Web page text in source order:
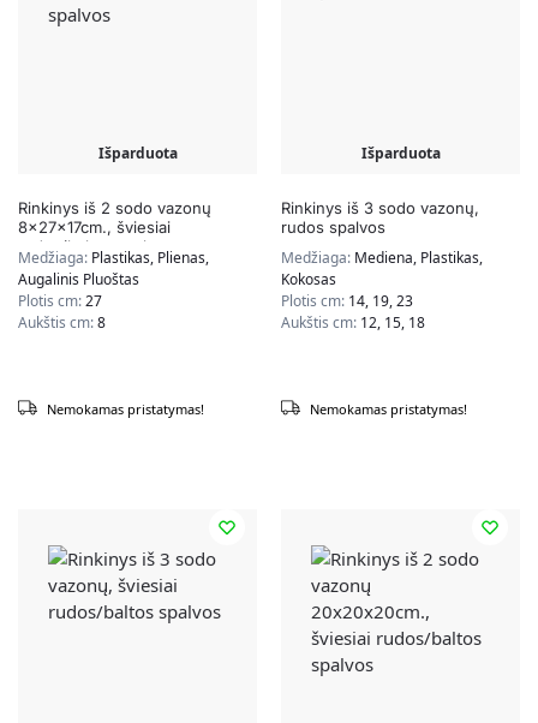
Išparduota
Rinkinys iš 2 sodo vazonų
8x27x17cm., šviesiai
rudos/baltos spalvos
Medžiaga: Plastikas, Plienas,
Augalinis Pluoštas
Plotis cm:27
Aukštis cm:8
Nemokamas pristatymas!
Išparduota
Rinkinys iš 3 sodo vazonų,
rudos spalvos
Medžiaga: Mediena, Plastikas,
Kokosas
Plotis cm: 14, 19, 23
Aukštis cm: 12, 15, 18
Nemokamas pristatymas!